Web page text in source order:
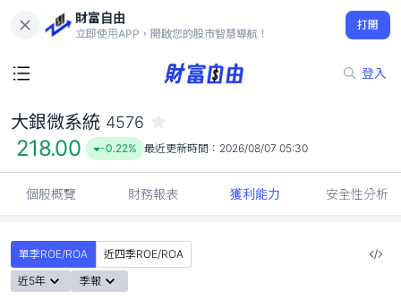
財富自由
立即使用APP，開啟您的股市智慧導航！
打開
登入
218.00
-0.22%
大銀微系統 4576
218.00 -0.22% 最近更新時間： 2026/08/07 05:30
個股概覽 財務報表 獲利能力 安全性分析
單季ROE/ROA
近四季ROE/ROA
近5年
季報